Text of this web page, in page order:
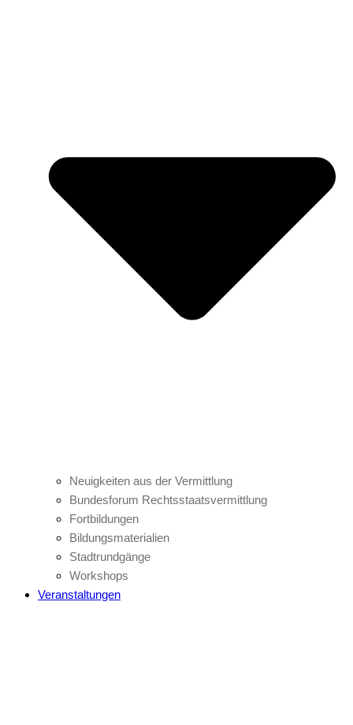
Neuigkeiten aus der Vermittlung
Bundesforum Rechtsstaatsvermittlung
Fortbildungen
Bildungsmaterialien
Stadtrundgänge
Workshops
Veranstaltungen